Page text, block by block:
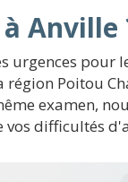
Anville
pour
Poitou
examen,
difficultés